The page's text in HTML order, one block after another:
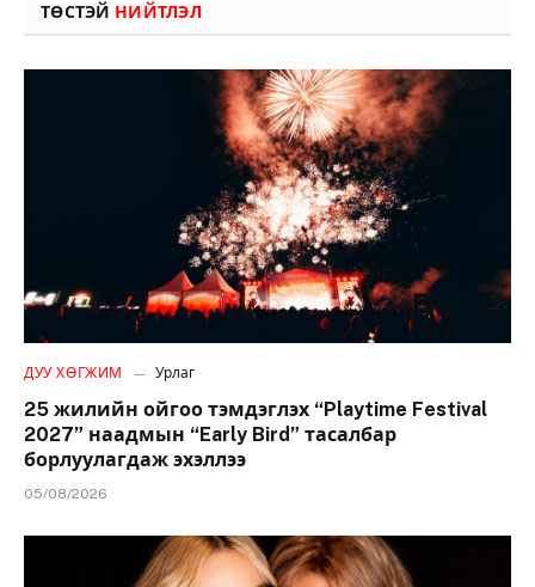
ТӨСТЭЙ НИЙТЛЭЛ
ДУУ ХӨГЖИМ Урлаг
25 жилийн ойгоо тэмдэглэх “Playtime Festival
2027” наадмын “Early Bird” тасалбар
борлуулагдаж эхэллээ
05/08/2026